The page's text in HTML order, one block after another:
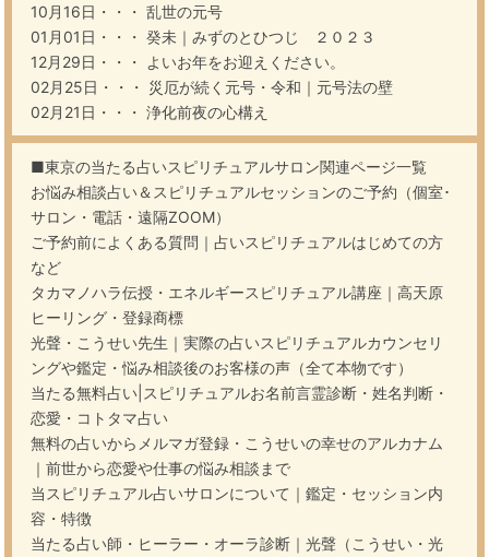
10月16日・・・ 乱世の元号
01月01日・・・ 癸未｜みずのとひつじ ２０２３
12月29日・・・
よいお年をお迎えください。
02月25日・・・ 災厄が続く元号・令和｜元号法の壁
02月21日・・・ 浄化前夜の心構え
■東京の当たる占いスピリチュアルサロン関連ページ一覧
お悩み相談占い＆スピリチュアルセッションのご予約（個室･
サロン・電話・遠隔ZOOM）
ご予約前によくある質問｜占いスピリチュアルはじめての方
など
タカマノハラ伝授・エネルギースピリチュアル講座｜高天原
ヒーリング・登録商標
光聲・こうせい先生｜実際の占いスピリチュアルカウンセリ
ングや鑑定・悩み相談後のお客様の声（全て本物です）
当たる無料占い|スピリチュアルお名前言霊診断・姓名判断・
恋愛・コトタマ占い
無料の占いからメルマガ登録・こうせいの幸せのアルカナム
｜前世から恋愛や仕事の悩み相談まで
当スピリチュアル占いサロンについて｜鑑定・セッション内
容・特徴
当たる占い師・ヒーラー・オーラ診断｜光聲（こうせい・光